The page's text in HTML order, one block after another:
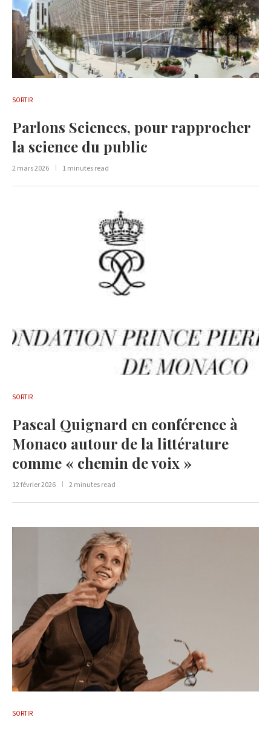
SORTIR
Parlons Sciences, pour rapprocher
la science du public
2 mars 2026 1 minutes read
SORTIR
Pascal Quignard en conférence à
Monaco autour de la littérature
comme « chemin de voix »
12 février 2026 2 minutes read
SORTIR